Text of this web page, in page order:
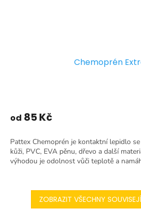
Chemoprén
od 85 Kč
Pattex Chemoprén je kontaktní lepidlo
kůži, PVC, EVA pěnu, dřevo a další
výhodou je odolnost vůči teplotě a
ZOBRAZIT VŠECHNY